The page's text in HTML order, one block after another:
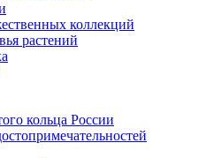
коллекций
растений
кольца России